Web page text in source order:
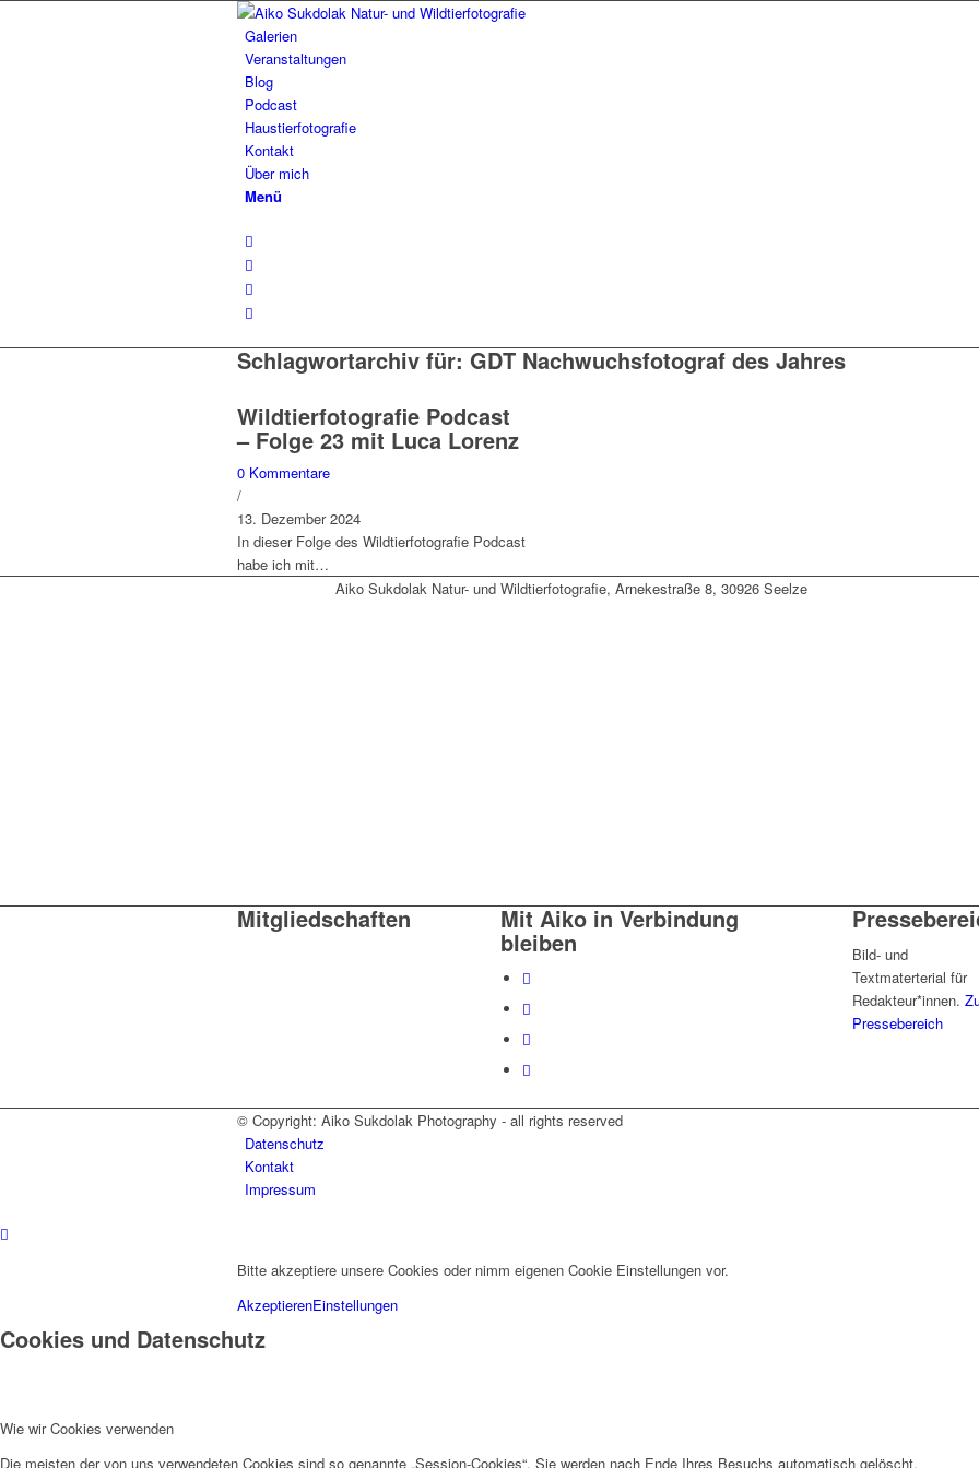
Galerien
Veranstaltungen
Blog
Podcast
Haustierfotografie
Kontakt
Über mich
Menü
Schlagwortarchiv für: GDT Nachwuchsfotograf des Jahres
Wildtierfotografie Podcast
– Folge 23 mit Luca Lorenz
0 Kommentare
/
13. Dezember 2024
In dieser Folge des Wildtierfotografie Podcast
habe ich mit…
Aiko Sukdolak Natur- und Wildtierfotografie, Arnekestraße 8, 30926 Seelze
Mitgliedschaften Mit Aiko in Verbindung
bleiben
Bild- und
Textmaterterial für
Redakteur*innen.
Pressebereich
© Copyright: Aiko Sukdolak Photography - all rights reserved
Datenschutz
Kontakt
Impressum
Bitte akzeptiere unsere Cookies oder nimm eigenen Cookie Einstellungen vor.
AkzeptierenEinstellungen
Cookies und Datenschutz
Wie wir Cookies verwenden
Die meisten der von uns verwendeten Cookies sind so genannte „Session-Cookies“. Sie werden nach Ende Ihres Besuchs automatisch gelöscht.